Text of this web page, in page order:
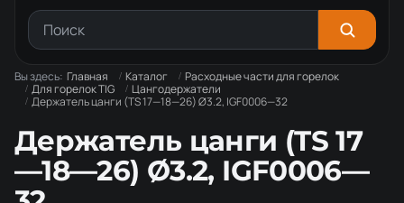
Вы здесь: Главная Каталог
Расходные части для горелок
Для горелок TIG
Цангодержатели
Держатель цанги (TS 17—18—26) Ø3.2, IGF0006—32
Держатель цанги (TS 17
—18—26) Ø3.2, IGF0006—